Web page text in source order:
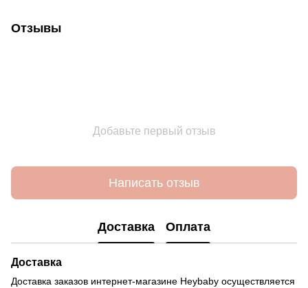
Отзывы
Добавьте первый отзыв
Написать отзыв
Доставка Оплата
Доставка
Доставка заказов интернет-магазине Heybaby осуществляется